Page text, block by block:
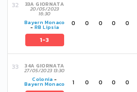
33A GIORNATA
20/05/2023
16:30
Bayern Monaco
-RB Lipsia
1-3
0 0 0 0 0
34A GIORNATA
27/05/2023 13:30
Colonia -
Bayern Monaco 1 0 0 0 0